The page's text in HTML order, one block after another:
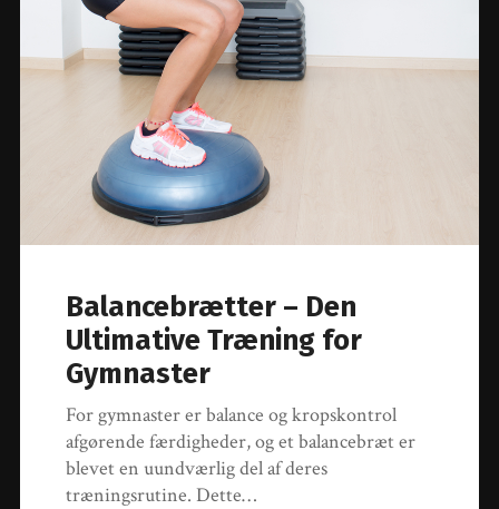
Balancebrætter – Den
Ultimative Træning for
Gymnaster
For gymnaster er balance og kropskontrol
afgørende færdigheder, og et balancebræt er
blevet en uundværlig del af deres
træningsrutine. Dette…